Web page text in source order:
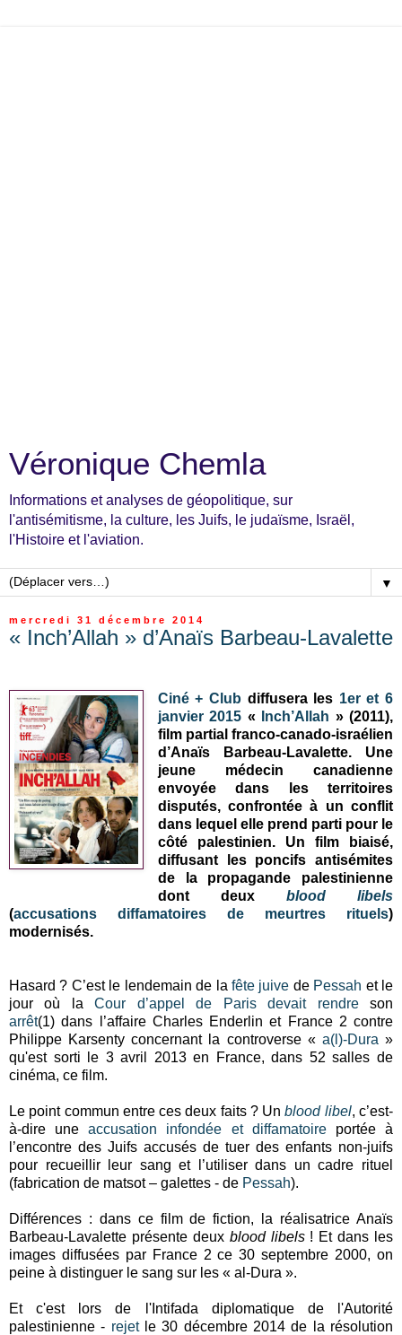
Véronique Chemla
Informations et analyses de géopolitique, sur
l'antisémitisme, la culture, les Juifs, le judaïsme, Israël,
l'Histoire et l'aviation.
▼
mercredi 31 décembre 2014
« Inch’Allah » d’Anaïs Barbeau-Lavalette
Ciné + Club diffusera les 1er et 6
janvier 2015 « Inch’Allah » (2011),
film partial franco-canado-israélien
d’Anaïs Barbeau-Lavalette. Une
jeune médecin canadienne
envoyée dans les territoires
disputés, confrontée à un conflit
dans lequel elle prend parti pour le
côté palestinien. Un film biaisé,
diffusant les poncifs antisémites
de la propagande palestinienne
dont deux blood libels
(accusations diffamatoires de meurtres rituels)
modernisés.
Hasard ? C’est le lendemain de la fête juive de Pessah et le
jour où laCour d’appel de Paris devait rendreson
arrêt(1) dans l’affaire Charles Enderlin et France 2 contre
Philippe Karsenty concernant la controverse « a(l)-Dura »
qu'est sorti le 3 avril 2013 en France, dans 52 salles de
cinéma, ce film.
Le point commun entre ces deux faits ? Unblood libel, c’est-
à-dire uneaccusation infondée et diffamatoireportée à
l’encontre des Juifs accusés de tuer des enfants non-juifs
pour recueillir leur sang et l’utiliser dans un cadre rituel
(fabrication de matsot – galettes - de Pessah).
Différences : dans ce film de fiction, la réalisatrice Anaïs
Barbeau-Lavalette présente deux blood libels! Et dans les
images diffusées par France 2 ce 30 septembre 2000, on
peine à distinguer le sang sur les « al-Dura ».
Et c'est lors de l'Intifada diplomatique de l'Autorité
palestinienne - rejetle 30 décembre 2014 de la résolution